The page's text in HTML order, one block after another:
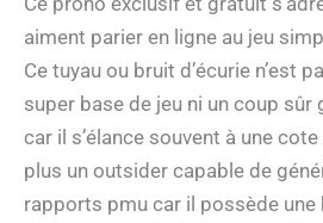
aiment parier en ligne au jeu
Ce tuyau ou bruit d’écurie n’est
super base de jeu ni un coup sûr
car il s’élance souvent à une
plus un outsider capable de
rapports pmu car il possède une